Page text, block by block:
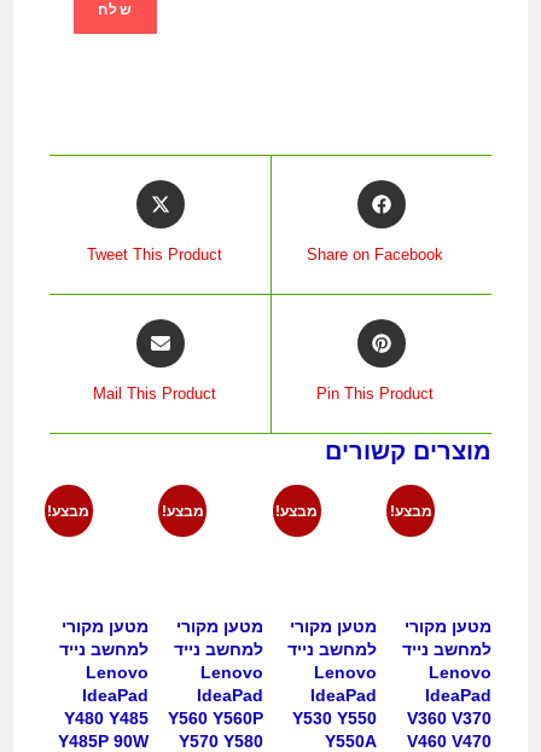
Share on Facebook
Tweet This Product
Pin This Product
Mail This Product
מוצרים קשורים
מבצע!
מטען מקורי
למחשב נייד
Lenovo
IdeaPad
V360 V370
V460 V470
מבצע!
מטען מקורי
למחשב נייד
Lenovo
IdeaPad
Y530 Y550
Y550A
מבצע!
מטען מקורי
למחשב נייד
Lenovo
IdeaPad
Y560 Y560P
Y570 Y580
מבצע!
מטען מקורי
למחשב נייד
Lenovo
IdeaPad
Y480 Y485
Y485P 90W